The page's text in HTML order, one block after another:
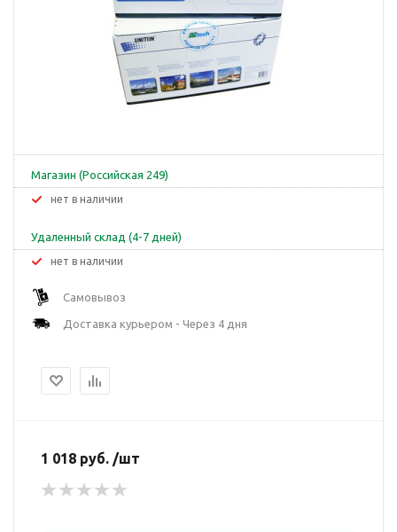
Магазин (Российская 249)
Нет в наличии
Удаленный склад (4-7 дней)
Нет в наличии
Самовывоз
Доставка курьером - Через 4 дня
1 018 руб. /шт